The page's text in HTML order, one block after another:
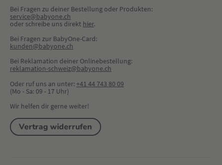
Bei Fragen zu deiner Bestellung oder Produkten:
service@babyone.ch
oder schreibe uns direkt hier.
Bei Fragen zur BabyOne-Card:
kunden@babyone.ch
Bei Reklamation deiner Onlinebestellung:
reklamation-schweiz@babyone.ch
Oder ruf uns an unter:+41 44 743 80 09
(Mo - Sa: 09 - 17 Uhr)
Wir helfen dir gerne weiter!
Vertrag widerrufen